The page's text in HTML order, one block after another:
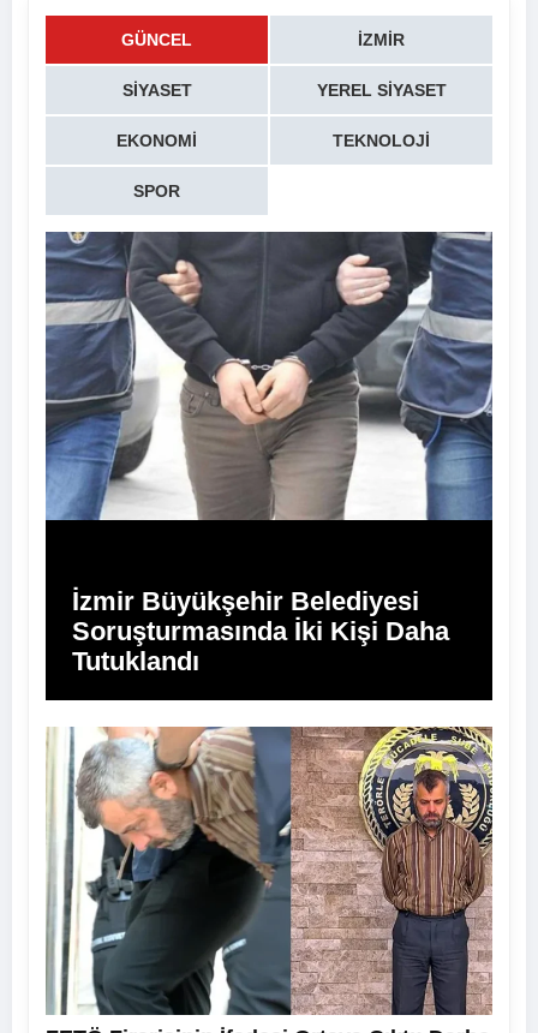
GÜNCEL İZMIR
SIYASET YEREL SIYASET
EKONOMI TEKNOLOJI
SPOR
İzmir Büyükşehir Belediyesi
Soruşturmasında İki Kişi Daha
Tutuklandı